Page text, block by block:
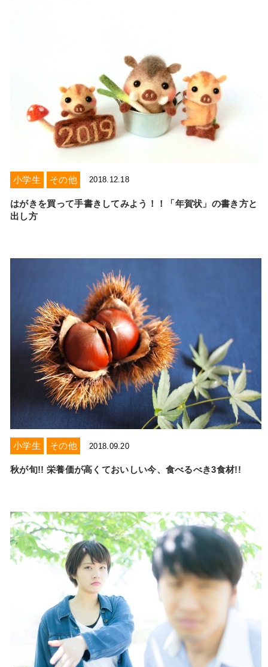
小学生 その他 2018.12.18
はがきを買って手書きしてみよう！！「年賀状」の書き方と
出し方
小学生 その他 2018.09.20
秋が旬!! 栄養価が高くておいしい今、食べるべき3食材!!